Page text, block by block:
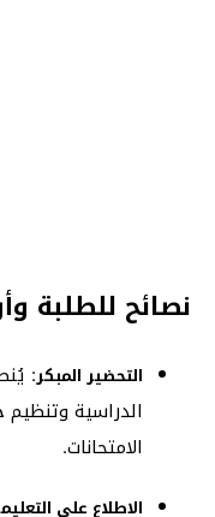
نصائح للطلبة
التحضير المبكر:
الدراسية
الامتحانات.
الاطلاع على